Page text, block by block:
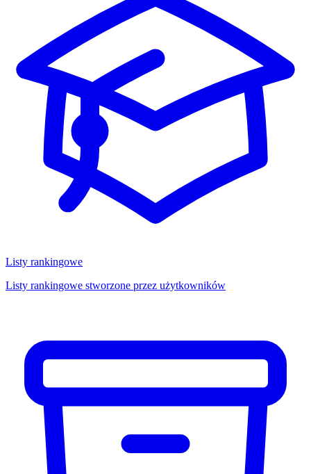
Listy rankingowe
Listy rankingowe stworzone przez użytkowników